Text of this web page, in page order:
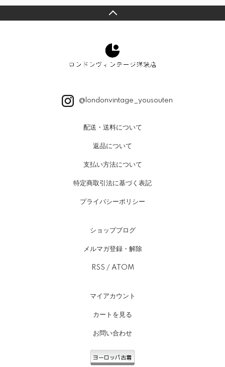
@londonvintage_yousouten
配送・送料について
返品について
支払い方法について
特定商取引法に基づく表記
プライバシーポリシー
ショップブログ
メルマガ登録・解除
RSS / ATOM
マイアカウント
カートを見る
お問い合わせ